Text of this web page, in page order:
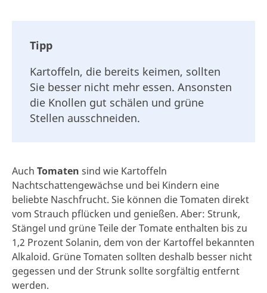
Tipp
Kartoffeln, die bereits keimen, sollten
Sie besser nicht mehr essen. Ansonsten
die Knollen gut schälen und grüne
Stellen ausschneiden.
Auch Tomaten sind wie Kartoffeln
Nachtschattengewächse und bei Kindern eine
beliebte Naschfrucht. Sie können die Tomaten direkt
vom Strauch pflücken und genießen. Aber: Strunk,
Stängel und grüne Teile der Tomate enthalten bis zu
1,2 Prozent Solanin, dem von der Kartoffel bekannten
Alkaloid. Grüne Tomaten sollten deshalb besser nicht
gegessen und der Strunk sollte sorgfältig entfernt
werden.